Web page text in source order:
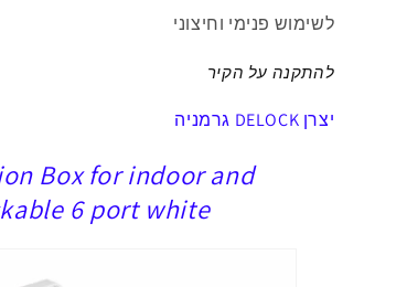
IP65
IP65
לשימוש פנימי וחיצוני
להתקנה על הקיר
יצרן DELOCK גרמניה
Box for indoor and
6 port white